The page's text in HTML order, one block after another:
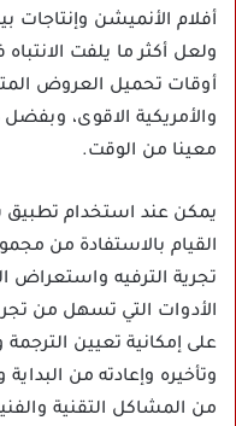
أفلام الأنميشن وإنتاجات
ولعل أكثر ما يلفت
أوقات تحميل العروض
والأمريكية الاقوى،
معينا من الوقت.
يمكن عند استخدام تطبيق
القيام بالاستفادة من
تجرية الترفيه واستعراض
الأدوات التي تسهل من
على إمكانية تعيين
وتأخيره وإعادته من
من المشاكل التقنية